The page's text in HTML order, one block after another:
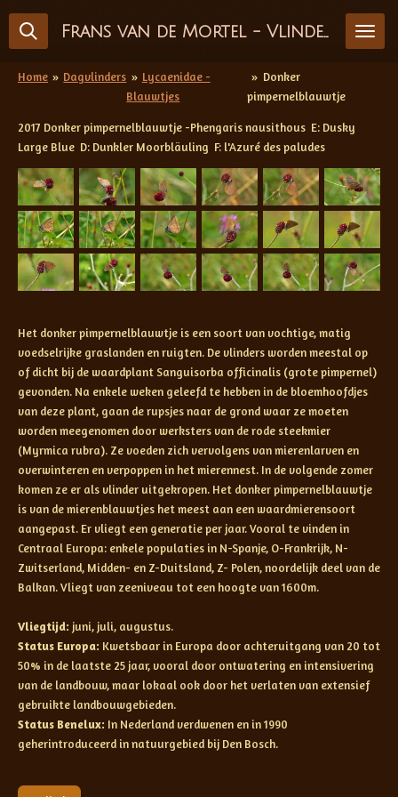
Ga
direct
de
Frans van de Mortel - Vlinderfotografie
Home » Dagvlinders » Lycaenidae -
Blauwtjes
» Donker
pimpernelblauwtje
2017 Donker pimpernelblauwtje -Phengaris nausithous E: Dusky
Large Blue D: Dunkler Moorbläuling F: l'Azuré des paludes
Het donker pimpernelblauwtje is een soort van vochtige, matig
voedselrijke graslanden en ruigten. De vlinders worden meestal op
of dicht bij de waardplant Sanguisorba officinalis (grote pimpernel)
gevonden. Na enkele weken geleefd te hebben in de bloemhoofdjes
van deze plant, gaan de rupsjes naar de grond waar ze moeten
worden meegenomen door werksters van de rode steekmier
(Myrmica rubra). Ze voeden zich vervolgens van mierenlarven en
overwinteren en verpoppen in het mierennest. In de volgende zomer
komen ze er als vlinder uitgekropen. Het donker pimpernelblauwtje
is van de mierenblauwtjes het meest aan een waardmierensoort
aangepast. Er vliegt een generatie per jaar. Vooral te vinden in
Centraal Europa: enkele populaties in N-Spanje, O-Frankrijk, N-
Zwitserland, Midden- en Z-Duitsland, Z- Polen, noordelijk deel van de
Balkan. Vliegt van zeeniveau tot een hoogte van 1600m.
Vliegtijd: juni, juli, augustus.
Status Europa: Kwetsbaar in Europa door achteruitgang van 20 tot
50% in de laatste 25 jaar, vooral door ontwatering en intensivering
van de landbouw, maar lokaal ook door het verlaten van extensief
gebruikte landbouwgebieden.
Status Benelux: In Nederland verdwenen en in 1990
geherintroduceerd in natuurgebied bij Den Bosch.